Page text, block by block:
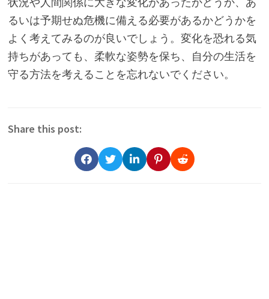
るいは予期せぬ危機に備える必要があるかどうかを
よく考えてみるのが良いでしょう。変化を恐れる気
持ちがあっても、柔軟な姿勢を保ち、自分の生活を
守る方法を考えることを忘れないでください。
Share this post: